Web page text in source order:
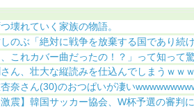
壊れていく家族の物語。
しのぶ「絶対に戦争を放棄する国であり続
、これカバー曲だったの！？」って知って
さん、壮大な縦読みを仕込んでしまうｗｗ
杏奈さん(30)のおつぱいが凄い
激震】韓国サッカー協会、W杯予選の審判に